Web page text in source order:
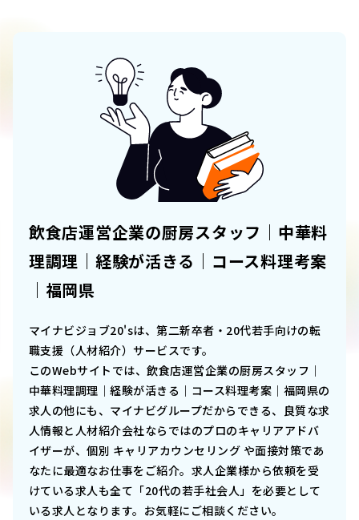
飲食店運営企業の厨房スタッフ｜中華料
理調理｜経験が活きる｜コース料理考案
｜福岡県
マイナビジョブ20'sは、第二新卒者・20代若手向けの転
職支援（人材紹介）サービスです。
このWebサイトでは、飲食店運営企業の厨房スタッフ｜
中華料理調理｜経験が活きる｜コース料理考案｜福岡県の
求人の他にも、マイナビグループだからできる、良質な求
人情報と人材紹介会社ならではのプロのキャリアアドバ
イザーが、個別 キャリアカウンセリング や面接対策であ
なたに最適なお仕事をご紹介。求人企業様から依頼を受
けている求人も全て「20代の若手社会人」を必要として
いる求人となります。お気軽にご相談ください。